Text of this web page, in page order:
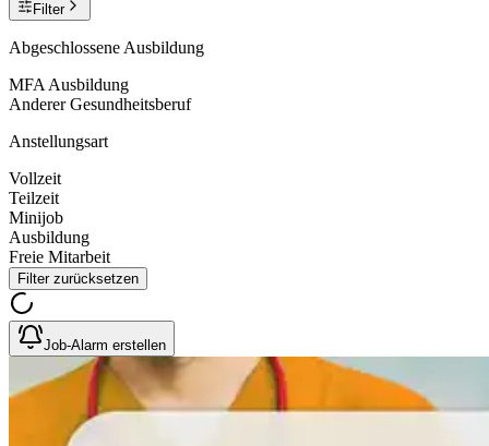
Filter
Abgeschlossene Ausbildung
MFA Ausbildung
Anderer Gesundheitsberuf
Anstellungsart
Vollzeit
Teilzeit
Minijob
Ausbildung
Freie Mitarbeit
Filter zurücksetzen
Job-Alarm erstellen